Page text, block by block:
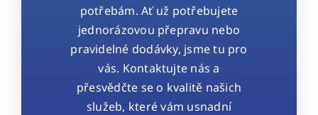
potřebám. Ať už potřebujete
jednorázovou přepravu nebo
pravidelné dodávky, jsme tu pro
vás. Kontaktujte nás a
přesvědčte se o kvalitě našich
služeb, které vám usnadní